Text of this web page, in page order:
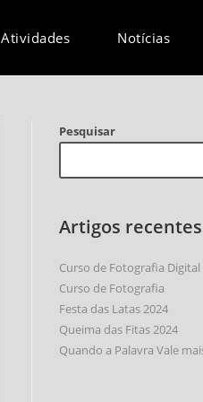
Atividades Notícias
Pesquisar
Artigos recentes
Curso de Fotografia Digital
Curso de Fotografia
Festa das Latas 2024
Queima das Fitas 2024
Quando a Palavra Vale